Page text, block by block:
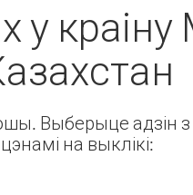
у краіну
Выберыце адзін з
цэнамі на выклікі: